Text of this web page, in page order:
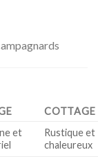
COTTAGE
et
Rustique et
chaleureux